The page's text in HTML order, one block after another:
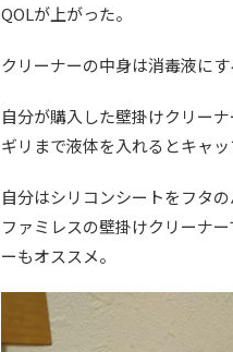
QOLが上がった。
クリーナーの中身は消毒液に
自分が購入した壁掛けクリー
ギリまで液体を入れるとキャ
自分はシリコンシートをフタ
ファミレスの壁掛けクリーナ
ーもオススメ。